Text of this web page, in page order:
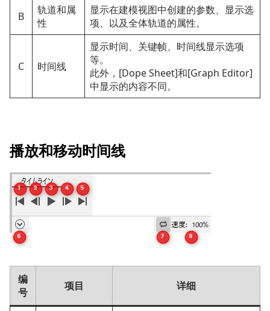
B
轨道和属
性
显示在建模视图中创建的参数、显示选
项、以及全体轨道的属性。
C 时间线
显示时间、关键帧、时间线显示选项
等。
此外，[Dope Sheet]和[Graph Editor]
中显示的内容不同。
播放和移动时间线
编
号
项目 详细